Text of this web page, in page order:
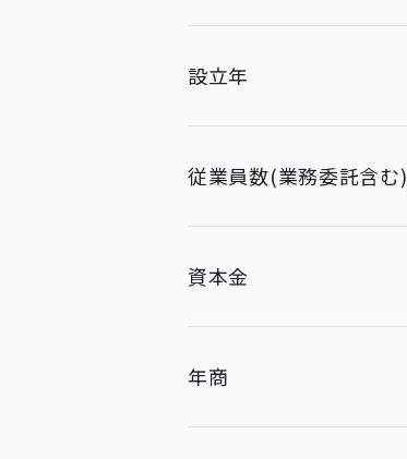
設立年
従業員数(業務委託含む)
資本金
年商